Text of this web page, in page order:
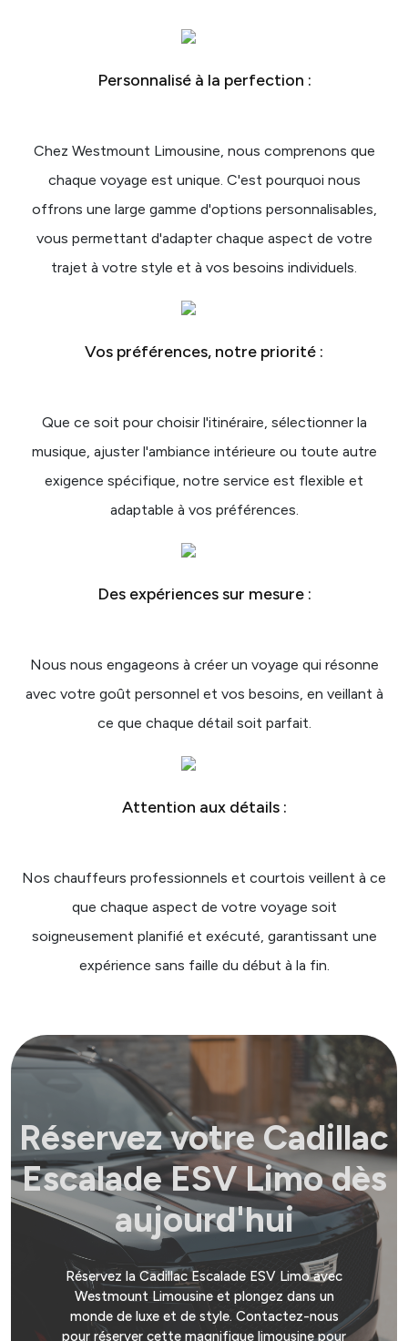
Personnalisé à la perfection :
Chez Westmount Limousine, nous comprenons que
chaque voyage est unique. C'est pourquoi nous
offrons une large gamme d'options personnalisables,
vous permettant d'adapter chaque aspect de votre
trajet à votre style et à vos besoins individuels.
Vos préférences, notre priorité :
Que ce soit pour choisir l'itinéraire, sélectionner la
musique, ajuster l'ambiance intérieure ou toute autre
exigence spécifique, notre service est flexible et
adaptable à vos préférences.
Des expériences sur mesure :
Nous nous engageons à créer un voyage qui résonne
avec votre goût personnel et vos besoins, en veillant à
ce que chaque détail soit parfait.
Attention aux détails :
Nos chauffeurs professionnels et courtois veillent à ce
que chaque aspect de votre voyage soit
soigneusement planifié et exécuté, garantissant une
expérience sans faille du début à la fin.
Réservez votre Cadillac
Escalade ESV Limo dès
aujourd'hui
Réservez la Cadillac Escalade ESV Limo avec
Westmount Limousine et plongez dans un
monde de luxe et de style. Contactez-nous
pour réserver cette magnifique limousine pour